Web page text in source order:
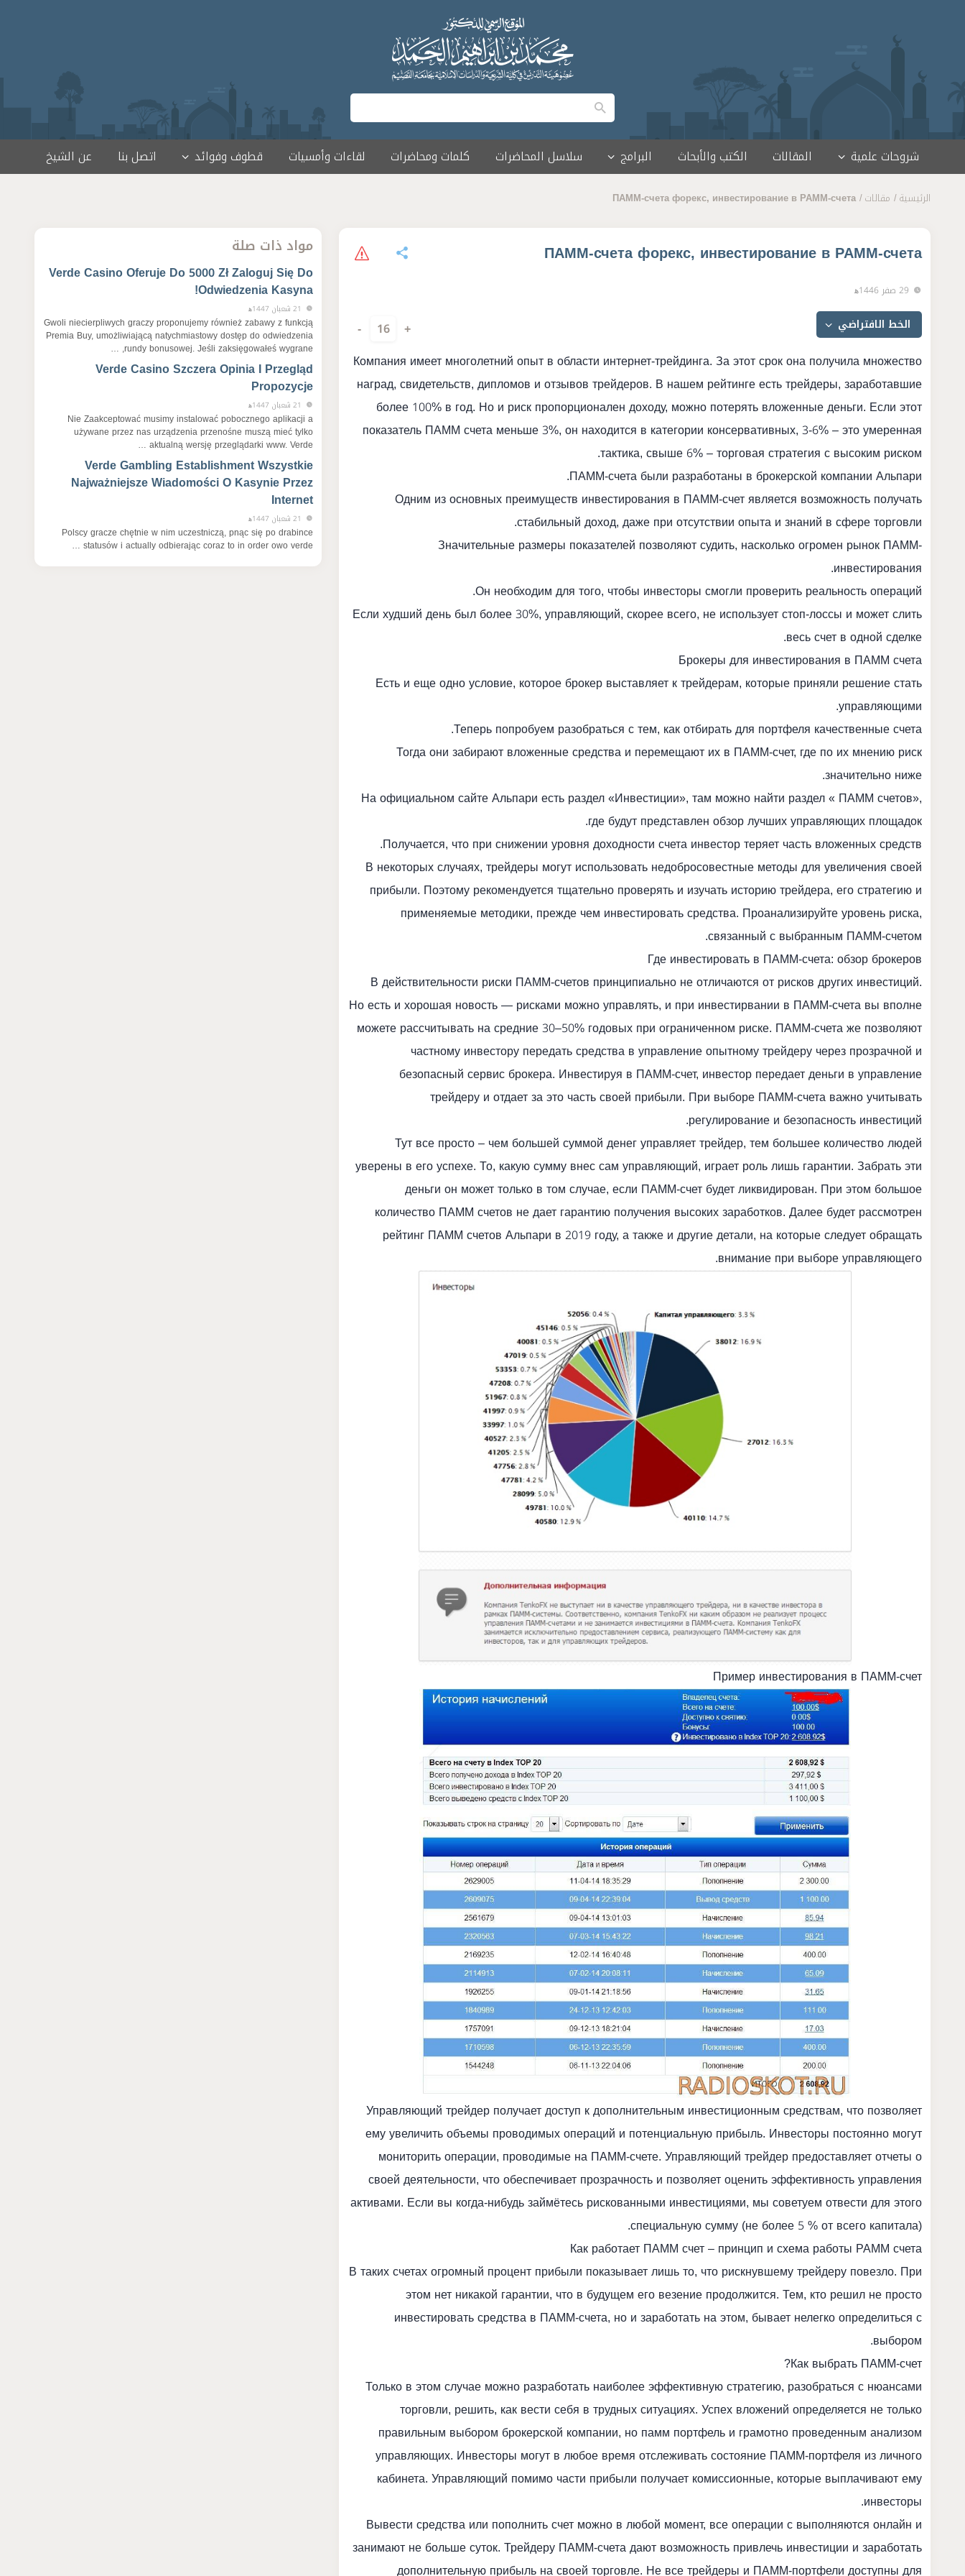
شروحات علمية المقالات الكتب والأبحاث البرامج سلاسل المحاضرات كلمات ومحاضرات لقاءات وأمسيات قطوف وفوائد اتصل بنا عن الشيخ
الرئيسية مقالات ПАММ-счета форекс, инвестирование в PAMM-счета
ПАММ-счета форекс, инвестирование в PAMM-счета
29 صفر 1446ﻫ
+
16
-
Компания имеет многолетний опыт в области интернет-трейдинга. За этот срок она получила множество
наград, свидетельств, дипломов и отзывов трейдеров. В нашем рейтинге есть трейдеры, заработавшие
более 100% в год. Но и риск пропорционален доходу, можно потерять вложенные деньги. Если этот
показатель ПАММ счета меньше 3%, он находится в категории консервативных, 3-6% – это умеренная
тактика, свыше 6% – торговая стратегия с высоким риском.
ПАММ-счета были разработаны в брокерской компании Альпари.
Одним из основных преимуществ инвестирования в ПАММ-счет является возможность получать
стабильный доход, даже при отсутствии опыта и знаний в сфере торговли.
Значительные размеры показателей позволяют судить, насколько огромен рынок ПАММ-
инвестирования.
Он необходим для того, чтобы инвесторы смогли проверить реальность операций.
Если худший день был более 30%, управляющий, скорее всего, не использует стоп-лоссы и может слить
весь счет в одной сделке.
Брокеры для инвестирования в ПАММ счета
Есть и еще одно условие, которое брокер выставляет к трейдерам, которые приняли решение стать
управляющими.
Теперь попробуем разобраться с тем, как отбирать для портфеля качественные счета.
Тогда они забирают вложенные средства и перемещают их в ПАММ-счет, где по их мнению риск
значительно ниже.
На официальном сайте Альпари есть раздел «Инвестиции», там можно найти раздел « ПАММ счетов»,
где будут представлен обзор лучших управляющих площадок.
Получается, что при снижении уровня доходности счета инвестор теряет часть вложенных средств.
В некоторых случаях, трейдеры могут использовать недобросовестные методы для увеличения своей
прибыли. Поэтому рекомендуется тщательно проверять и изучать историю трейдера, его стратегию и
применяемые методики, прежде чем инвестировать средства. Проанализируйте уровень риска,
связанный с выбранным ПАММ-счетом.
Где инвестировать в ПАММ-счета: обзор брокеров
В действительности риски ПАММ-счетов принципиально не отличаются от рисков других инвестиций.
Но есть и хорошая новость — рисками можно управлять, и при инвестирвании в ПАММ-счета вы вполне
можете рассчитывать на средние 30–50% годовых при ограниченном риске. ПАММ-счета же позволяют
частному инвестору передать средства в управление опытному трейдеру через прозрачной и
безопасный сервис брокера. Инвестируя в ПАММ-счет, инвестор передает деньги в управление
трейдеру и отдает за это часть своей прибыли. При выборе ПАММ-счета важно учитывать
регулирование и безопасность инвестиций.
Тут все просто – чем большей суммой денег управляет трейдер, тем большее количество людей
уверены в его успехе. То, какую сумму внес сам управляющий, играет роль лишь гарантии. Забрать эти
деньги он может только в том случае, если ПАММ-счет будет ликвидирован. При этом большое
количество ПАММ счетов не дает гарантию получения высоких заработков. Далее будет рассмотрен
рейтинг ПАММ счетов Альпари в 2019 году, а также и другие детали, на которые следует обращать
внимание при выборе управляющего.
Пример инвестирования в ПАММ-счет
Управляющий трейдер получает доступ к дополнительным инвестиционным средствам, что позволяет
ему увеличить объемы проводимых операций и потенциальную прибыль. Инвесторы постоянно могут
мониторить операции, проводимые на ПАММ-счете. Управляющий трейдер предоставляет отчеты о
своей деятельности, что обеспечивает прозрачность и позволяет оценить эффективность управления
активами. Если вы когда-нибудь займётесь рискованными инвестициями, мы советуем отвести для этого
специальную сумму (не более 5 % от всего капитала).
Как работает ПАММ счет – принцип и схема работы PAMM счета
В таких счетах огромный процент прибыли показывает лишь то, что рискнувшему трейдеру повезло. При
этом нет никакой гарантии, что в будущем его везение продолжится. Тем, кто решил не просто
инвестировать средства в ПАММ-счета, но и заработать на этом, бывает нелегко определиться с
выбором.
Как выбрать ПАММ-счет?
Только в этом случае можно разработать наиболее эффективную стратегию, разобраться с нюансами
торговли, решить, как вести себя в трудных ситуациях. Успех вложений определяется не только
правильным выбором брокерской компании, нопамм портфельи грамотно проведенным анализом
управляющих. Инвесторы могут в любое время отслеживать состояние ПАММ-портфеля из личного
кабинета. Управляющий помимо части прибыли получает комиссионные, которые выплачивают ему
инвесторы.
Вывести средства или пополнить счет можно в любой момент, все операции с выполняются онлайн и
занимают не больше суток. Трейдеру ПАММ-счета дают возможность привлечь инвестиции и заработать
дополнительную прибыль на своей торговле. Не все трейдеры и ПАММ-портфели доступны для
مواد ذات صلة
Verde Casino Oferuje Do 5000 Zł Zaloguj Się Do
Odwiedzenia Kasyna!
21 شعبان 1447ﻫ
Gwoli niecierpliwych graczy proponujemy również zabawy z funkcją
Premia Buy, umożliwiającą natychmiastowy dostęp do odwiedzenia
rundy bonusowej. Jeśli zaksięgowałeś wygrane, …
Verde Casino Szczera Opinia I Przegląd
Propozycje
21 شعبان 1447ﻫ
Nie Zaakceptować musimy instalować pobocznego aplikacji a
używane przez nas urządzenia przenośne muszą mieć tylko
aktualną wersję przeglądarki www. Verde …
Verde Gambling Establishment Wszystkie
Najważniejsze Wiadomości O Kasynie Przez
Internet
21 شعبان 1447ﻫ
Polscy gracze chętnie w nim uczestniczą, pnąc się po drabince
statusów i actually odbierając coraz to in order owo verde …